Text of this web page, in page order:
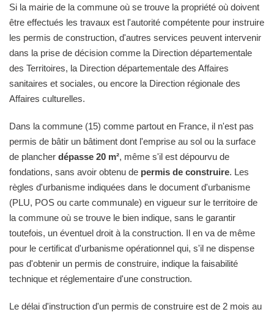
Si la mairie de la commune où se trouve la propriété où doivent
être effectués les travaux est l'autorité compétente pour instruire
les permis de construction, d'autres services peuvent intervenir
dans la prise de décision comme la Direction départementale
des Territoires, la Direction départementale des Affaires
sanitaires et sociales, ou encore la Direction régionale des
Affaires culturelles.
Dans la commune (15) comme partout en France, il n'est pas
permis de bâtir un bâtiment dont l'emprise au sol ou la surface
de plancher dépasse 20 m², même s'il est dépourvu de
fondations, sans avoir obtenu de permis de construire. Les
règles d'urbanisme indiquées dans le document d'urbanisme
(PLU, POS ou carte communale) en vigueur sur le territoire de
la commune où se trouve le bien indique, sans le garantir
toutefois, un éventuel droit à la construction. Il en va de même
pour le certificat d'urbanisme opérationnel qui, s'il ne dispense
pas d'obtenir un permis de construire, indique la faisabilité
technique et réglementaire d'une construction.
Le délai d'instruction d'un permis de construire est de 2 mois au